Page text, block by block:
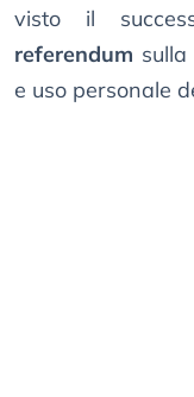
visto il
referendum
e uso personale